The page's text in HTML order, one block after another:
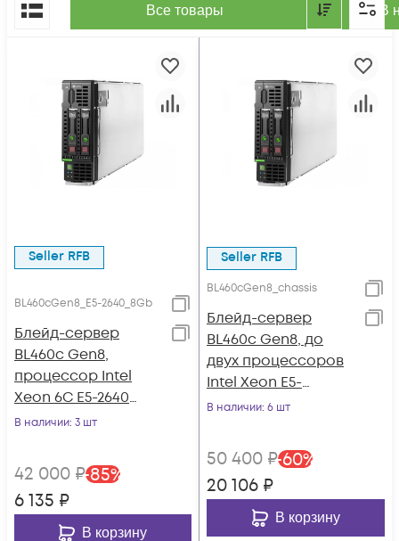
Все товары В
По популярности
Seller RFB
BL460cGen8_E5-2640_8Gb
Блейд-сервер
BL460c Gen8,
процессор Intel
Xeon 6C E5-2640
2.50GHz, 8GB DRAM,
В наличии: 3 шт
42 000 ₽-85%
6 135 ₽
В корзину
Seller RFB
BL460cGen8_chassis
Блейд-сервер
BL460c Gen8, до
двух процессоров
Intel Xeon E5-
2600v1/v2, 16 слотов
В наличии: 6 шт
50 400 ₽-60%
20 106 ₽
В корзину